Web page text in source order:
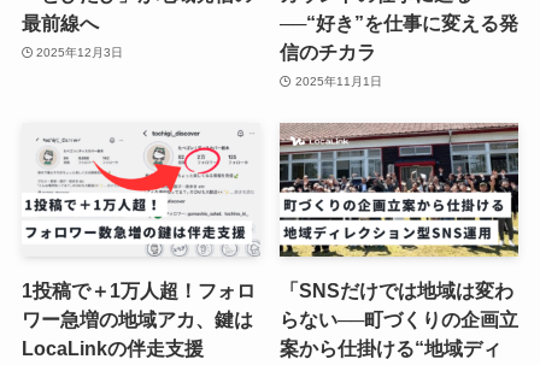
最前線へ
2025年12月3日
──“好き”を仕事に変える発
信のチカラ
2025年11月1日
1投稿で＋1万人超！フォロ
ワー急増の地域アカ、鍵は
LocaLinkの伴走支援
「SNSだけでは地域は変わ
らない──町づくりの企画立
案から仕掛ける“地域ディ